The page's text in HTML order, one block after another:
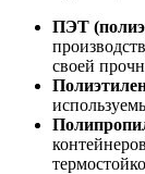
ПЭТ
своей